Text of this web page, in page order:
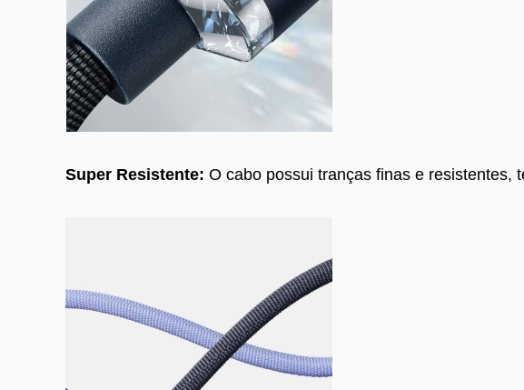
Super Resistente: O cabo possui tranças finas e resistentes,